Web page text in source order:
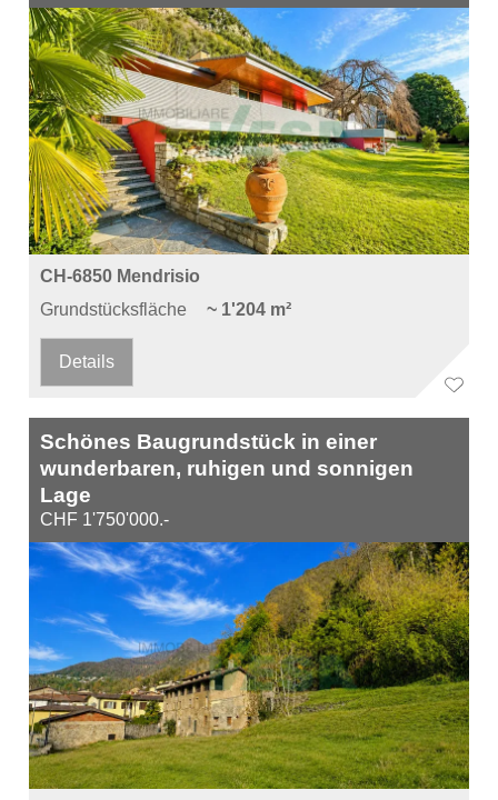
CH-6850 Mendrisio
Grundstücksfläche
~ 1'204 m²
Details
Schönes Baugrundstück in einer
wunderbaren, ruhigen und sonnigen
Lage
CHF 1'750'000.-